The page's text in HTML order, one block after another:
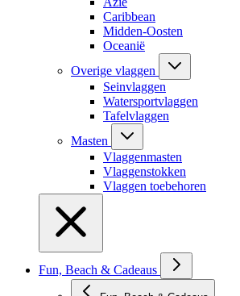
Caribbean
Midden-Oosten
Oceanië
Overige vlaggen
Seinvlaggen
Watersportvlaggen
Tafelvlaggen
Masten
Vlaggenmasten
Vlaggenstokken
Vlaggen toebehoren
Fun, Beach & Cadeaus